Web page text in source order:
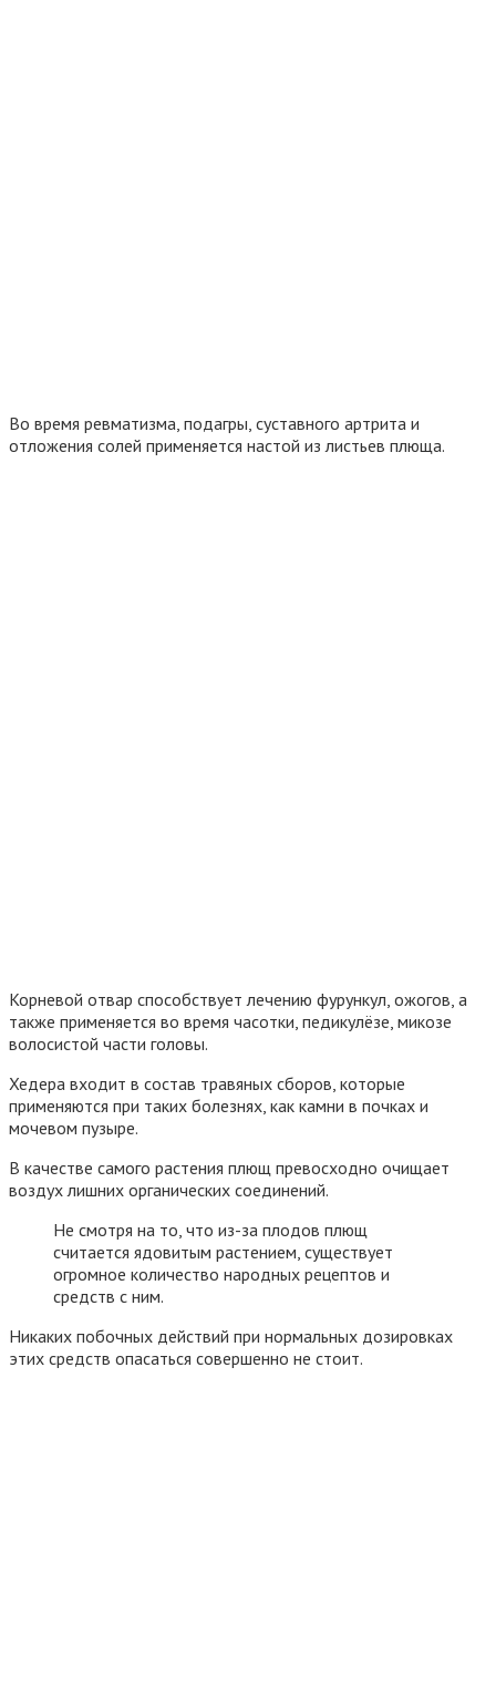
Во время ревматизма, подагры, суставного артрита и
отложения солей применяется настой из листьев плюща.
Корневой отвар способствует лечению фурункул, ожогов, а
также применяется во время часотки, педикулёзе, микозе
волосистой части головы.
Хедера входит в состав травяных сборов, которые
применяются при таких болезнях, как камни в почках и
мочевом пузыре.
В качестве самого растения плющ превосходно очищает
воздух лишних органических соединений.
Не смотря на то, что из-за плодов плющ
считается ядовитым растением, существует
огромное количество народных рецептов и
средств с ним.
Никаких побочных действий при нормальных дозировках
этих средств опасаться совершенно не стоит.